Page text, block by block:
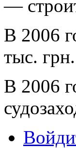
—
В 2006
тыс. грн.
В 2006